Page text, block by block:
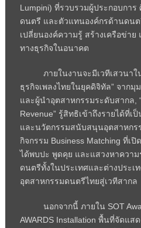
Lumpini) ที่รวบรวมผู้ประกอบการ
ดนตรี และตัวแทนองค์กรด้านดนต
เปลี่ยนองค์ความรู้ สร้างเครือข่า
ทางธุรกิจในอนาคต
ภายในงานจะมีเวทีเสวนา
ธุรกิจเพลงไทยในยุคดิจิทัล” จาก
และผู้นำอุตสาหกรรมระดับสากล
Revenue” รู้สิทธิเข้าถึงรายได้ที่เ
และนวัตกรรมสนับสนุนอุตสาหกร
กิจกรรม Business Matching ที่เปิ
ได้พบปะ พูดคุย และแสวงหาความ
ดนตรีทั้งในประเทศและต่างประเ
อุตสาหกรรมดนตรีไทยสู่เวทีสากล
นอกจากนี้ ภายใน SOT
AWARDS Installation พื้นที่จัดแส